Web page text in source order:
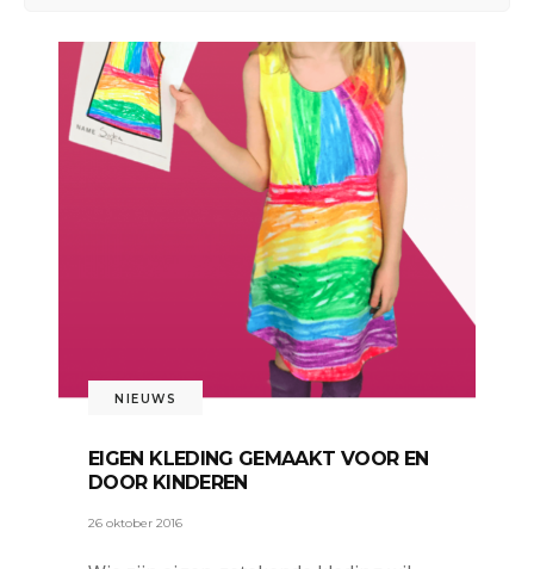
NIEUWS
EIGEN KLEDING GEMAAKT VOOR EN
DOOR KINDEREN
26 oktober 2016